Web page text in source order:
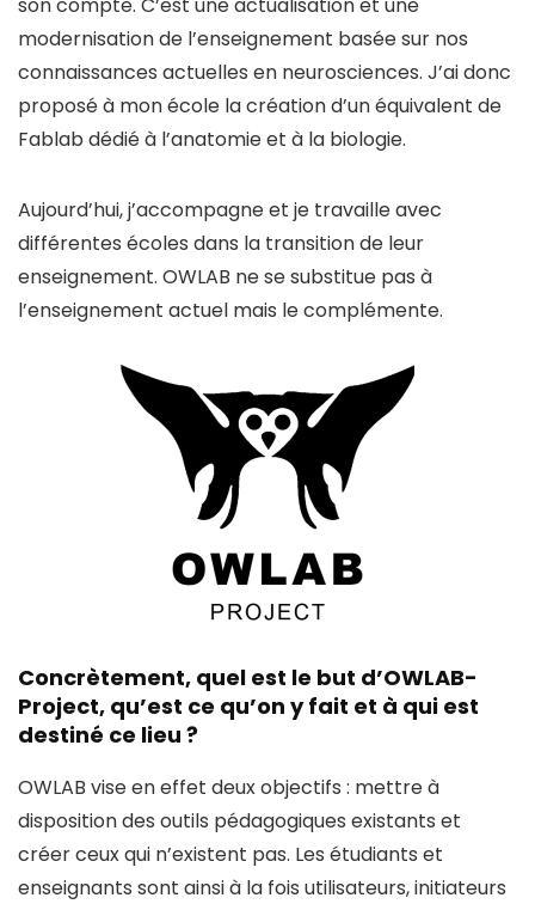
son compte. C’est une actualisation et une
modernisation de l’enseignement basée sur nos
connaissances actuelles en neurosciences. J’ai donc
proposé à mon école la création d’un équivalent de
Fablab dédié à l’anatomie et à la biologie.
Aujourd’hui, j’accompagne et je travaille avec
différentes écoles dans la transition de leur
enseignement. OWLAB ne se substitue pas à
l’enseignement actuel mais le complémente.
Concrètement, quel est le but d’OWLAB-
Project, qu’est ce qu’on y fait et à qui est
destiné ce lieu ?
OWLAB vise en effet deux objectifs : mettre à
disposition des outils pédagogiques existants et
créer ceux qui n’existent pas. Les étudiants et
enseignants sont ainsi à la fois utilisateurs, initiateurs